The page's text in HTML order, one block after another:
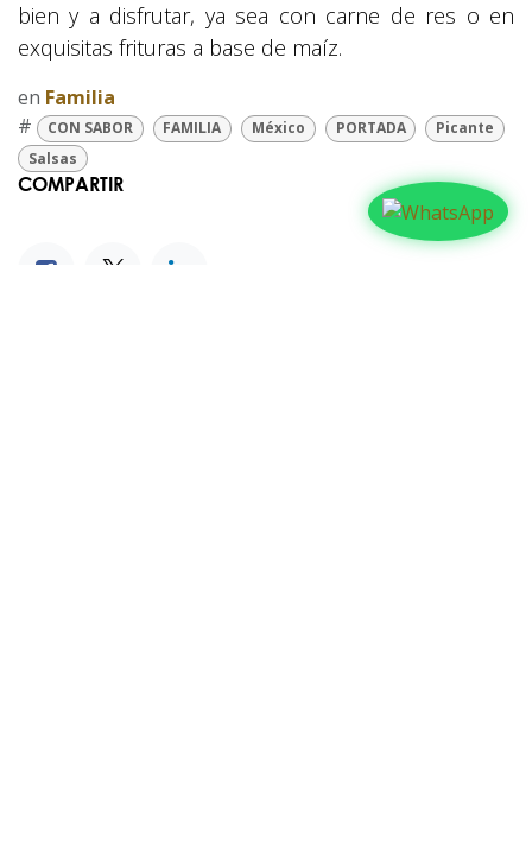
bien y a disfrutar, ya sea con carne de res o en
exquisitas frituras a base de maíz.
en Familia
#
CON SABOR FAMILIA México PORTADA
Picante
Salsas
COMPARTIR